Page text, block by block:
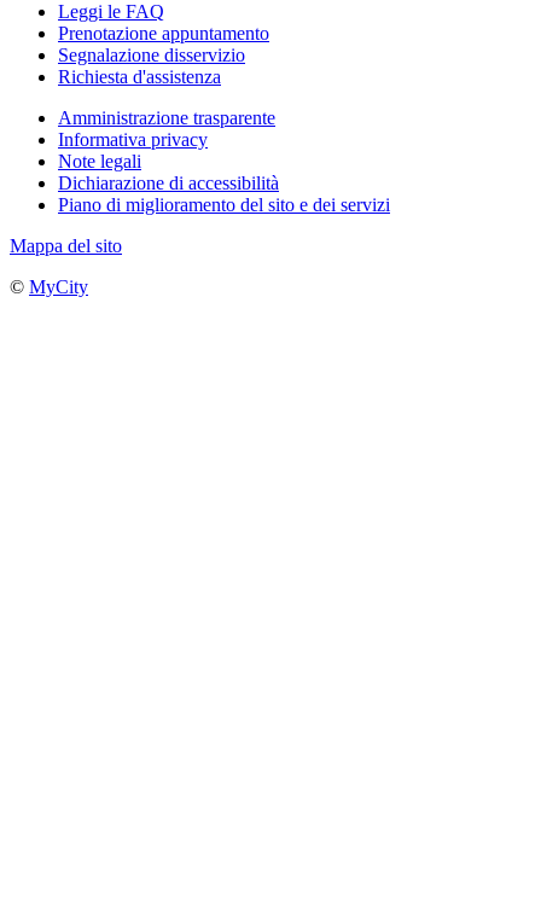
Leggi le FAQ
Prenotazione appuntamento
Segnalazione disservizio
Richiesta d'assistenza
Amministrazione trasparente
Informativa privacy
Note legali
Dichiarazione di accessibilità
Piano di miglioramento del sito e dei servizi
Mappa del sito
© MyCity